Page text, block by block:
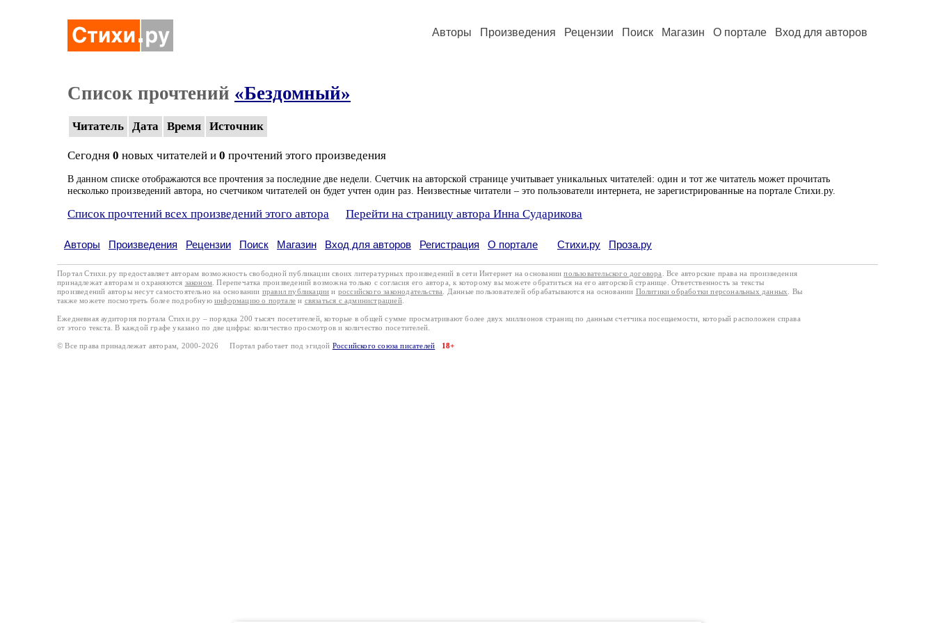
Авторы Произведения Рецензии Поиск Магазин О портале Вход для авторов
Список прочтений «Бездомный»
Читатель Дата Время Источник
Сегодня 0 новых читателей и 0 прочтений этого произведения
В данном списке отображаются все прочтения за последние две недели. Счетчик на авторской странице учитывает уникальных читателей: один и тот же читатель может прочитать
несколько произведений автора, но счетчиком читателей он будет учтен один раз. Неизвестные читатели – это пользователи интернета, не зарегистрированные на портале Стихи.ру.
Список прочтений всех произведений этого автора Перейти на страницу автора Инна Сударикова
Авторы Произведения Рецензии Поиск Магазин Вход для авторов Регистрация О портале Стихи.ру Проза.ру
Портал Стихи.ру предоставляет авторам возможность свободной публикации своих литературных произведений в сети Интернет на основаниипользовательского договора
. Все авторские права на произведения
принадлежат авторам и охраняются законом . Перепечатка произведений возможна только с согласия его автора, к которому вы можете обратиться на его авторской странице. Ответственность за тексты
произведений авторы несут самостоятельно на основании правил публикации и российского законодательства . Данные пользователей обрабатываются на основании Политики обработки персональных данных
. Вы
также можете посмотреть более подробную информацию о портале и связаться с администрацией.
Ежедневная аудитория портала Стихи.ру – порядка 200 тысяч посетителей, которые в общей сумме просматривают более двух миллионов страниц по данным счетчика посещаемости, который расположен справа
от этого текста. В каждой графе указано по две цифры: количество просмотров и количество посетителей.
© Все права принадлежат авторам, 2000-2026 Портал работает под эгидой Российского союза писателей 18+